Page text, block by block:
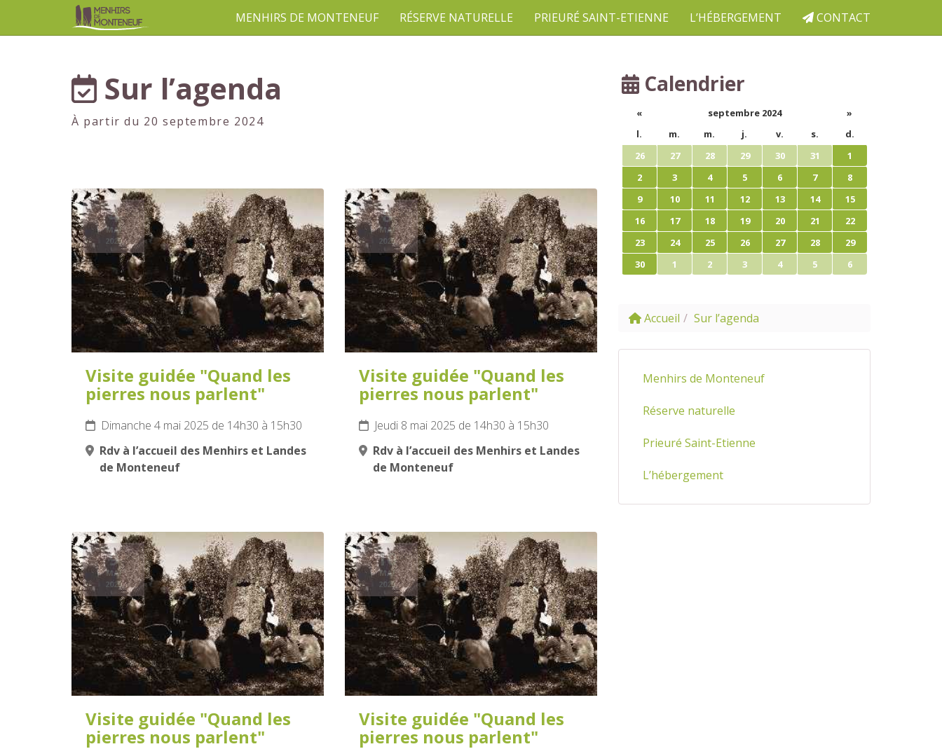
MENHIRS DE MONTENEUF RÉSERVE NATURELLE PRIEURÉ SAINT-ETIENNE L’HÉBERGEMENT CONTACT
Sur l’agenda
À partir du 20 septembre 2024
4
MAI
2025
Visite guidée "Quand les
pierres nous parlent"
Dimanche 4 mai 2025 de 14h30 à 15h30
Rdv à l’accueil des Menhirs et Landes
de Monteneuf
8
MAI
2025
Visite guidée "Quand les
pierres nous parlent"
Jeudi 8 mai 2025 de 14h30 à 15h30
Rdv à l’accueil des Menhirs et Landes
de Monteneuf
9
MAI
2025
Visite guidée "Quand les
pierres nous parlent"
10
MAI
2025
Visite guidée "Quand les
pierres nous parlent"
Calendrier
« septembre 2024
»
l.
m. m. j. v. s.
d.
26
27 28 29 30 31
1
2
3 4 5 6 7
8
9
10 11 12 13 14
15
16
17 18 19 20 21
22
23
24 25 26 27 28
29
30
1 2 3 4 5 6
Accueil Sur l’agenda
Menhirs de Monteneuf
Réserve naturelle
Prieuré Saint-Etienne
L’hébergement